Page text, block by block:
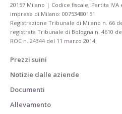
20157 Milano | Codice fiscale, Partita
imprese di Milano: 00753480151
Registrazione Tribunale di Milano n. 66
registrata Tribunale di Bologna n. 4610
ROC n. 24344 del 11 marzo 2014
Prezzi suini
Notizie dalle aziende
Documenti
Allevamento